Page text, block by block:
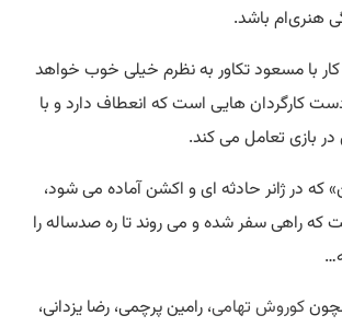
هنری‌ام باشد.
با مسعود تکاور به نظرم خیلی خوب خواهد
کارگردان هایی است که انعطاف دارد و با
در بازی تعامل می کند.
که در ژانر حادثه ای و اکشن آماده می شود،
راهی سفر شده و می روند تا ره صدساله را
کوروش تهامی، رامین پرچمی، رضا یزدانی،